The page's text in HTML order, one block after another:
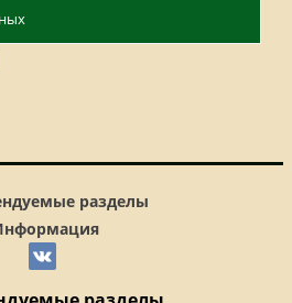
разделы